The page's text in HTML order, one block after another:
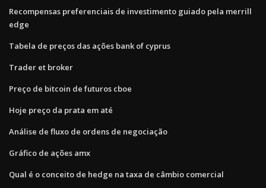
Recompensas preferenciais de investimento guiado pela merrill
edge
Tabela de preços das ações bank of cyprus
Trader et broker
Preço de bitcoin de futuros cboe
Hoje preço da prata em até
Análise de fluxo de ordens de negociação
Gráfico de ações amx
Qual é o conceito de hedge na taxa de câmbio comercial